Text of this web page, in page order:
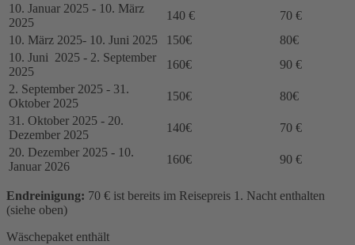
10. Januar 2025 - 10. März
2025
140 €
70 €
10. März 2025- 10. Juni 2025
150€
80€
10. Juni 2025 - 2. September
2025
160€
90 €
2. September 2025 - 31.
Oktober 2025
150€
80€
31. Oktober 2025 - 20.
Dezember 2025
140€
70 €
20. Dezember 2025 - 10.
Januar 2026
160€ 90 €
Endreinigung: 70 € ist bereits im Reisepreis 1. Nacht enthalten
(siehe oben)
Wäschepaket enthält